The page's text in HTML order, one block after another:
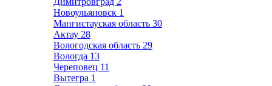
Новоульяновск 1
Мангистауская область 30
Актау 28
Вологодская область 29
Вологда 13
Череповец 11
Вытегра 1